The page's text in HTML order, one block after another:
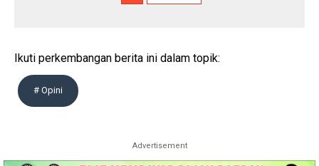
Ikuti perkembangan berita ini dalam topik:
# Opini
Advertisement